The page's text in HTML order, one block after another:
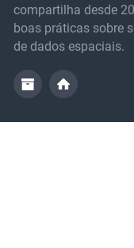
compartilha desde
boas práticas sobre
de dados espaciais.